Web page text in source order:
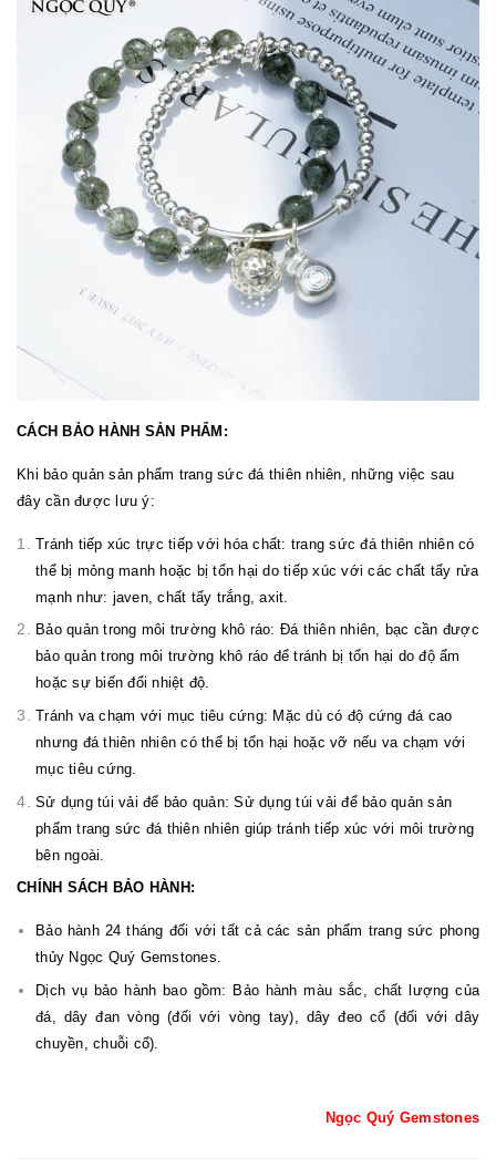
CÁCH BẢO HÀNH SẢN PHẨM:
Khi bảo quản sản phẩm trang sức đá thiên nhiên, những việc sau
đây cần được lưu ý:
Tránh tiếp xúc trực tiếp với hóa chất: trang sức đá thiên nhiên có
thể bị mỏng manh hoặc bị tổn hại do tiếp xúc với các chất tẩy rửa
mạnh như: javen, chất tẩy trắng, axit.
Bảo quản trong môi trường khô ráo: Đá thiên nhiên, bạc cần được
bảo quản trong môi trường khô ráo để tránh bị tổn hại do độ ẩm
hoặc sự biến đổi nhiệt độ.
Tránh va chạm với mục tiêu cứng: Mặc dù có độ cứng đá cao
nhưng đá thiên nhiên có thể bị tổn hại hoặc vỡ nếu va chạm với
mục tiêu cứng.
Sử dụng túi vải để bảo quản: Sử dụng túi vải để bảo quản sản
phẩm trang sức đá thiên nhiên giúp tránh tiếp xúc với môi trường
bên ngoài.
CHÍNH SÁCH BẢO HÀNH:
Bảo hành 24 tháng đối với tất cả các sản phẩm trang sức phong
thủy Ngọc Quý Gemstones.
Dịch vụ bảo hành bao gồm: Bảo hành màu sắc, chất lượng của
đá, dây đan vòng (đối với vòng tay), dây đeo cổ (đối với dây
chuyền, chuỗi cổ).
Ngọc Quý Gemstones